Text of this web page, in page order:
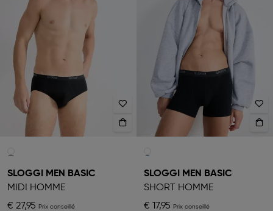
SLOGGI MEN BASIC
MIDI HOMME
€ 27,95
SLOGGI MEN BASIC
SHORT HOMME
€ 17,95